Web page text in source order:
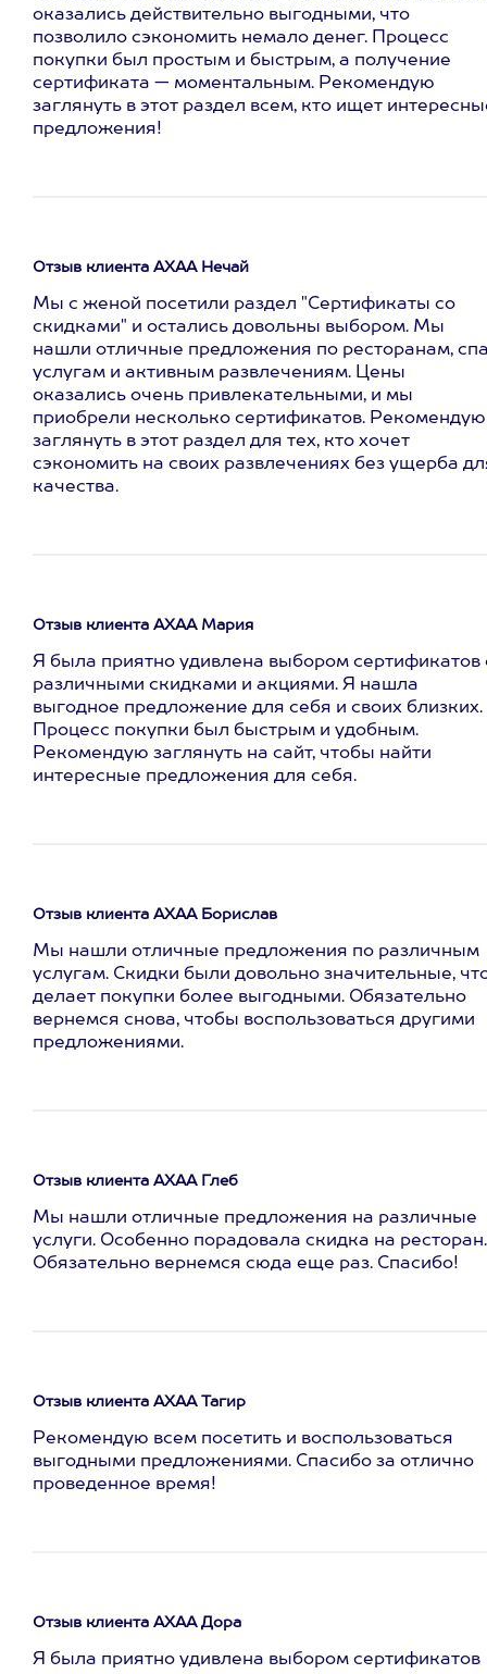
оказались действительно выгодными, что
позволило сэкономить немало денег. Процесс
покупки был простым и быстрым, а получение
сертификата — моментальным. Рекомендую
заглянуть в этот раздел всем, кто ищет
предложения!
Отзыв клиента АХАА Нечай
Мы с женой посетили раздел "Сертификаты со
скидками" и остались довольны выбором. Мы
нашли отличные предложения по ресторанам,
услугам и активным развлечениям. Цены
оказались очень привлекательными, и мы
приобрели несколько сертификатов. Рекомендую
заглянуть в этот раздел для тех, кто хочет
сэкономить на своих развлечениях без ущерба
качества.
Отзыв клиента АХАА Мария
Я была приятно удивлена выбором сертификатов
различными скидками и акциями. Я нашла
выгодное предложение для себя и своих близких.
Процесс покупки был быстрым и удобным.
Рекомендую заглянуть на сайт, чтобы найти
интересные предложения для себя.
Отзыв клиента АХАА Борислав
Мы нашли отличные предложения по различным
услугам. Скидки были довольно значительные,
делает покупки более выгодными. Обязательно
вернемся снова, чтобы воспользоваться другими
предложениями.
Отзыв клиента АХАА Глеб
Мы нашли отличные предложения на различные
услуги. Особенно порадовала скидка на ресторан.
Обязательно вернемся сюда еще раз. Спасибо!
Отзыв клиента АХАА Тагир
Рекомендую всем посетить и воспользоваться
выгодными предложениями. Спасибо за отлично
проведенное время!
Отзыв клиента АХАА Дора
Я была приятно удивлена выбором сертификатов